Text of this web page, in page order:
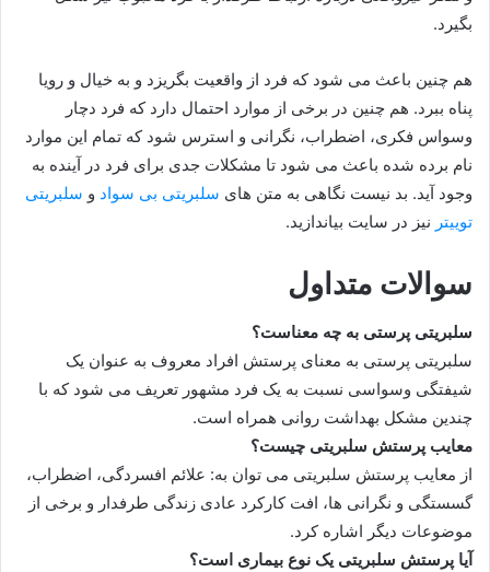
بگیرد.
هم چنین باعث می شود که فرد از واقعیت بگریزد و به خیال و رویا
پناه ببرد. هم چنین در برخی از موارد احتمال دارد که فرد دچار
وسواس فکری، اضطراب، نگرانی و استرس شود که تمام این موارد
نام برده شده باعث می‌ شود تا مشکلات جدی برای فرد در آینده به
وجود آید. بد نیست نگاهی به متن های سلبریتی بی سواد و سلبریتی
توییتر نیز در سایت بیاندازید.
سوالات متداول
سلبریتی پرستی به چه معناست؟
سلبریتی پرستی به معنای پرستش افراد معروف به عنوان یک
شیفتگی وسواسی نسبت به یک فرد مشهور تعریف می شود که با
چندین مشکل بهداشت روانی همراه است.
معایب پرستش سلبریتی چیست؟
از معایب پرستش سلبریتی می توان به: علائم افسردگی، اضطراب،
گسستگی و نگرانی ها، افت کارکرد عادی زندگی طرفدار و برخی از
موضوعات دیگر اشاره کرد.
آیا پرستش سلبریتی یک نوع بیماری است؟